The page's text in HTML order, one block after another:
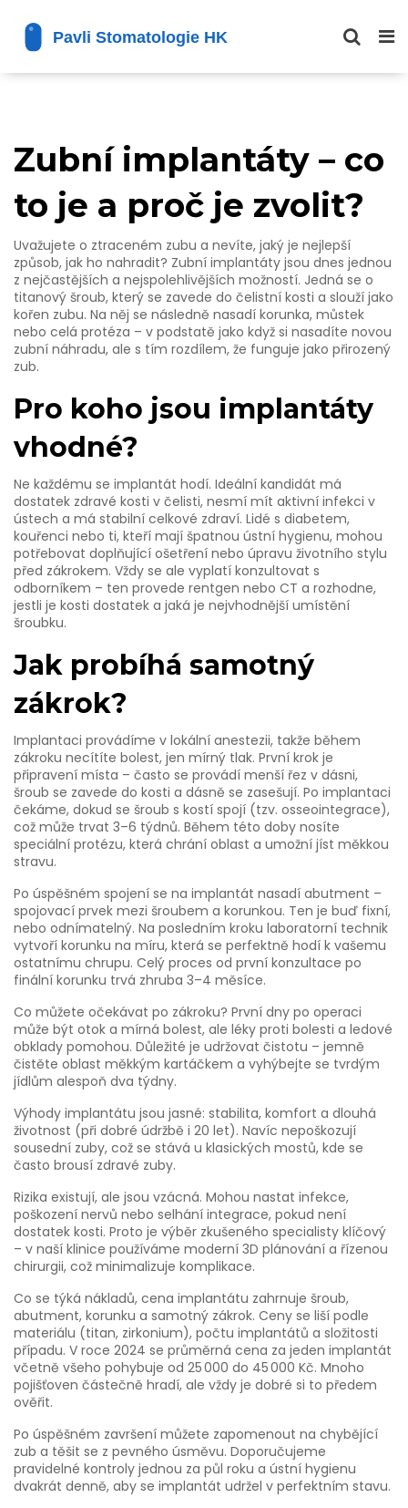
Zubní implantáty – co
to je a proč je zvolit?
Uvažujete o ztraceném zubu a nevíte, jaký je nejlepší
způsob, jak ho nahradit? Zubní implantáty jsou dnes jednou
z nejčastějších a nejspolehlivějších možností. Jedná se o
titanový šroub, který se zavede do čelistní kosti a slouží jako
kořen zubu. Na něj se následně nasadí korunka, můstek
nebo celá protéza – v podstatě jako když si nasadíte novou
zubní náhradu, ale s tím rozdílem, že funguje jako přirozený
zub.
Pro koho jsou implantáty
vhodné?
Ne každému se implantát hodí. Ideální kandidát má
dostatek zdravé kosti v čelisti, nesmí mít aktivní infekci v
ústech a má stabilní celkové zdraví. Lidé s diabetem,
kouřenci nebo ti, kteří mají špatnou ústní hygienu, mohou
potřebovat doplňující ošetření nebo úpravu životního stylu
před zákrokem. Vždy se ale vyplatí konzultovat s
odborníkem – ten provede rentgen nebo CT a rozhodne,
jestli je kosti dostatek a jaká je nejvhodnější umístění
šroubku.
Jak probíhá samotný
zákrok?
Implantaci provádíme v lokální anestezii, takže během
zákroku necítíte bolest, jen mírný tlak. První krok je
připravení místa – často se provádí menší řez v dásni,
šroub se zavede do kosti a dásně se zasešují. Po implantaci
čekáme, dokud se šroub s kostí spojí (tzv. osseointegrace),
což může trvat 3–6 týdnů. Během této doby nosíte
speciální protézu, která chrání oblast a umožní jíst měkkou
stravu.
Po úspěšném spojení se na implantát nasadí abutment –
spojovací prvek mezi šroubem a korunkou. Ten je buď fixní,
nebo odnímatelný. Na posledním kroku laboratorní technik
vytvoří korunku na míru, která se perfektně hodí k vašemu
ostatnímu chrupu. Celý proces od první konzultace po
finální korunku trvá zhruba 3–4 měsíce.
Co můžete očekávat po zákroku? První dny po operaci
může být otok a mírná bolest, ale léky proti bolesti a ledové
obklady pomohou. Důležité je udržovat čistotu – jemně
čistěte oblast měkkým kartáčkem a vyhýbejte se tvrdým
jídlům alespoň dva týdny.
Výhody implantátu jsou jasné: stabilita, komfort a dlouhá
životnost (při dobré údržbě i 20 let). Navíc nepoškozují
sousední zuby, což se stává u klasických mostů, kde se
často brousí zdravé zuby.
Rizika existují, ale jsou vzácná. Mohou nastat infekce,
poškození nervů nebo selhání integrace, pokud není
dostatek kosti. Proto je výběr zkušeného specialisty klíčový
– v naší klinice používáme moderní 3D plánování a řízenou
chirurgii, což minimalizuje komplikace.
Co se týká nákladů, cena implantátu zahrnuje šroub,
abutment, korunku a samotný zákrok. Ceny se liší podle
materiálu (titan, zirkonium), počtu implantátů a složitosti
případu. V roce 2024 se průměrná cena za jeden implantát
včetně všeho pohybuje od 25 000 do 45 000 Kč. Mnoho
pojišťoven částečně hradí, ale vždy je dobré si to předem
ověřit.
Po úspěšném završení můžete zapomenout na chybějící
zub a těšit se z pevného úsměvu. Doporučujeme
pravidelné kontroly jednou za půl roku a ústní hygienu
dvakrát denně, aby se implantát udržel v perfektním stavu.